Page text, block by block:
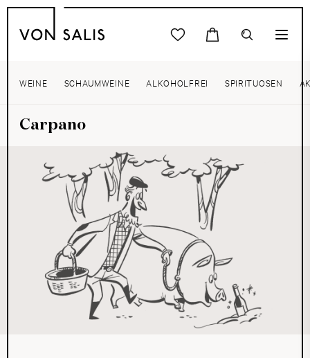
WEINE SCHAUMWEINE ALKOHOLFREI SPIRITUOSEN
Carpano